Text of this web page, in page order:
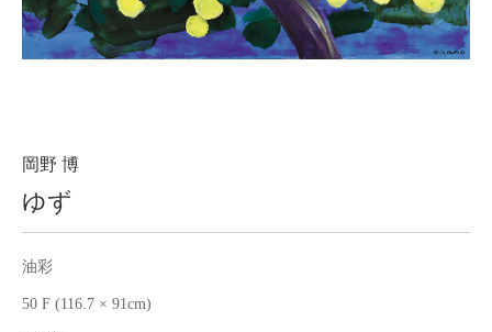
About 会社案内
Contact
Purchase assessment
岡野 博
ゆず
油彩
50 F (116.7 × 91cm)